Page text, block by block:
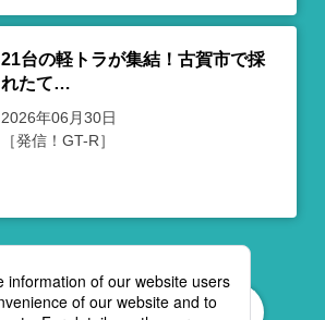
21台の軽トラが集結！古賀市で採
れたて…
2026年06月30日
［発信！GT-R］
もっと見る